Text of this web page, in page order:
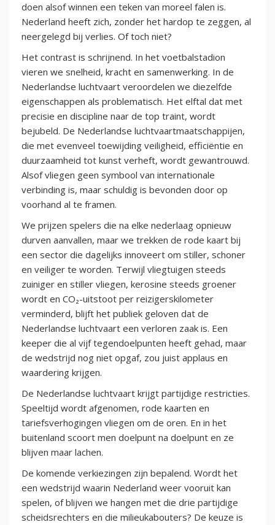
doen alsof winnen een teken van moreel falen is.
Nederland heeft zich, zonder het hardop te zeggen, al
neergelegd bij verlies. Of toch niet?
Het contrast is schrijnend. In het voetbalstadion
vieren we snelheid, kracht en samenwerking. In de
Nederlandse luchtvaart veroordelen we diezelfde
eigenschappen als problematisch. Het elftal dat met
precisie en discipline naar de top traint, wordt
bejubeld. De Nederlandse luchtvaartmaatschappijen,
die met evenveel toewijding veiligheid, efficiëntie en
duurzaamheid tot kunst verheft, wordt gewantrouwd.
Alsof vliegen geen symbool van internationale
verbinding is, maar schuldig is bevonden door op
voorhand al te framen.
We prijzen spelers die na elke nederlaag opnieuw
durven aanvallen, maar we trekken de rode kaart bij
een sector die dagelijks innoveert om stiller, schoner
en veiliger te worden. Terwijl vliegtuigen steeds
zuiniger en stiller vliegen, kerosine steeds groener
wordt en CO₂-uitstoot per reizigerskilometer
verminderd, blijft het publiek geloven dat de
Nederlandse luchtvaart een verloren zaak is. Een
keeper die al vijf tegendoelpunten heeft gehad, maar
de wedstrijd nog niet opgaf, zou juist applaus en
waardering krijgen.
De Nederlandse luchtvaart krijgt partijdige restricties.
Speeltijd wordt afgenomen, rode kaarten en
tariefsverhogingen vliegen om de oren. En in het
buitenland scoort men doelpunt na doelpunt en ze
blijven maar lachen.
De komende verkiezingen zijn bepalend. Wordt het
een wedstrijd waarin Nederland weer vooruit kan
spelen, of blijven we hangen met die drie partijdige
scheidsrechters en die milieukabouters? De keuze is